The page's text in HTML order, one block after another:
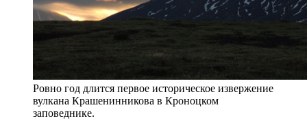
Ровно год длится первое историческое извержение
вулкана Крашенинникова в Кроноцком
заповеднике.